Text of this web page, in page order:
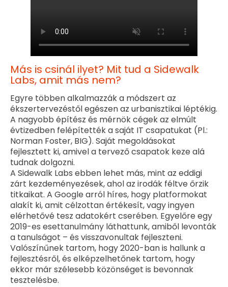
Más is csinál ilyet? Mit tud a Sidewalk
Labs, amit más nem?
Egyre többen alkalmazzák a módszert az
ékszertervezéstől egészen az urbanisztikai léptékig.
A nagyobb építész és mérnök cégek az elmúlt
évtizedben felépítették a saját IT csapatukat (Pl.:
Norman Foster, BIG). Saját megoldásokat
fejlesztett ki, amivel a tervező csapatok keze alá
tudnak dolgozni.
A Sidewalk Labs ebben lehet más, mint az eddigi
zárt kezdeményezések, ahol az irodák féltve őrzik
titkaikat. A Google arról híres, hogy platformokat
alakít ki, amit célzottan értékesít, vagy ingyen
elérhetővé tesz adatokért cserében. Egyelőre egy
2019-es esettanulmány láthattunk, amiből levonták
a tanulságot – és visszavonultak fejleszteni.
Valószínűnek tartom, hogy 2020-ban is hallunk a
fejlesztésről, és elképzelhetőnek tartom, hogy
ekkor már szélesebb közönséget is bevonnak
tesztelésbe.